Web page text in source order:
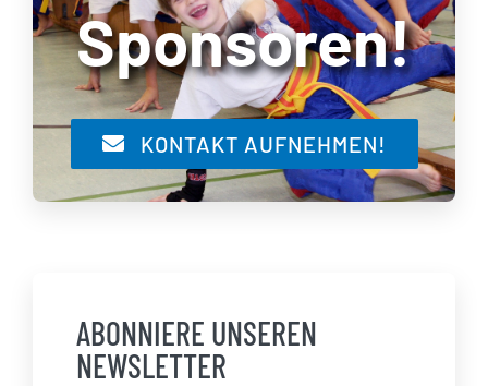
Sponsoren!
KONTAKT AUFNEHMEN!
ABONNIERE UNSEREN
NEWSLETTER